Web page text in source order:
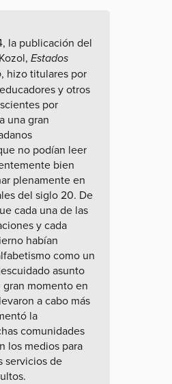
la publicación del
Estados
, hizo titulares por
y otros
por
una gran
no podían leer
bien
plenamente en
del siglo 20. De
cada una de las
y cada
habían
como un
asunto
momento en
a cabo más
la
comunidades
los medios para
servicios de